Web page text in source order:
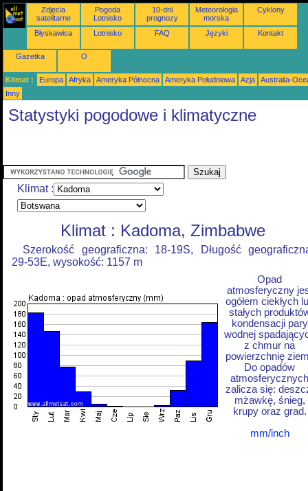
Zdjęcia
satelitarne
Pogoda
Lotnisko
10-dni
prognozy
Meteorologia
morska
Cyklony
Błyskawica Lotnisko FAQ Języki Kontakt
Gazetka O
Klimat : Europa Afryka Ameryka Północna Ameryka Południowa Azja
Australia-
Inny
Statystyki pogodowe i klimatyczne
Klimat :
Klimat : Kadoma, Zimbabwe
Szerokość geograficzna: 18-19S, Długość
29-53E, wysokość: 1157 m
Opad
atmosferyczny
ogółem ciekłych
stałych
kondensacji pary
wodnej
z chmur na
powierzchnię
Do opadów
atmosferycznych
zalicza się:
mżawkę, śnieg,
krupy oraz grad.
mm/inch